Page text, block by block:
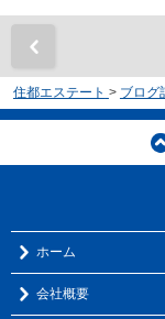
住都エステート > ブログ
ホーム
会社概要